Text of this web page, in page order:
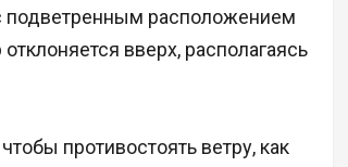
подветренным расположением
вверх, располагаясь
противостоять ветру, как